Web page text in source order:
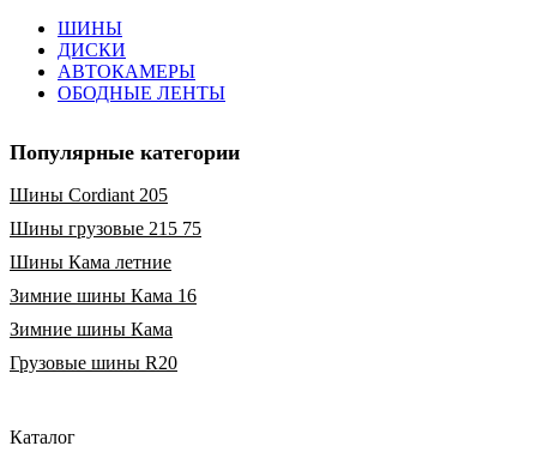
ШИНЫ
ДИСКИ
АВТОКАМЕРЫ
ОБОДНЫЕ ЛЕНТЫ
Популярные категории
Шины Cordiant 205
Шины грузовые 215 75
Шины Кама летние
Зимние шины Кама 16
Зимние шины Кама
Грузовые шины R20
Каталог